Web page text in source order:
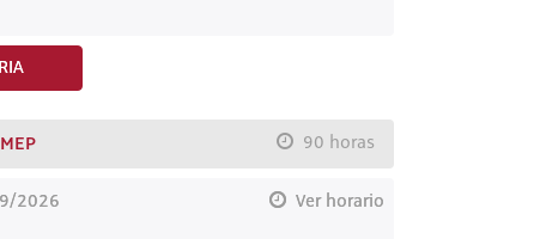
90 horas
2026 Ver horario